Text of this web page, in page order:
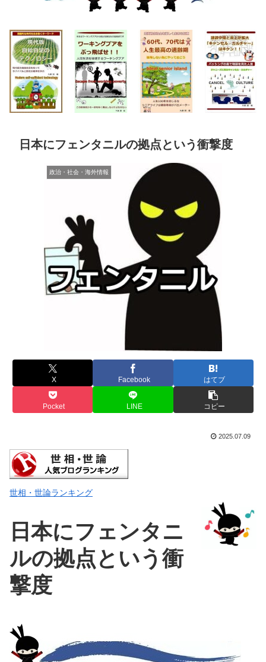
日本にフェンタニルの拠点という衝撃度
政治・社会・海外情報
X Facebook はてブ
Pocket LINE コピー
2025.07.09
世相・世論ランキング
日本にフェンタニ
ルの拠点という衝
撃度